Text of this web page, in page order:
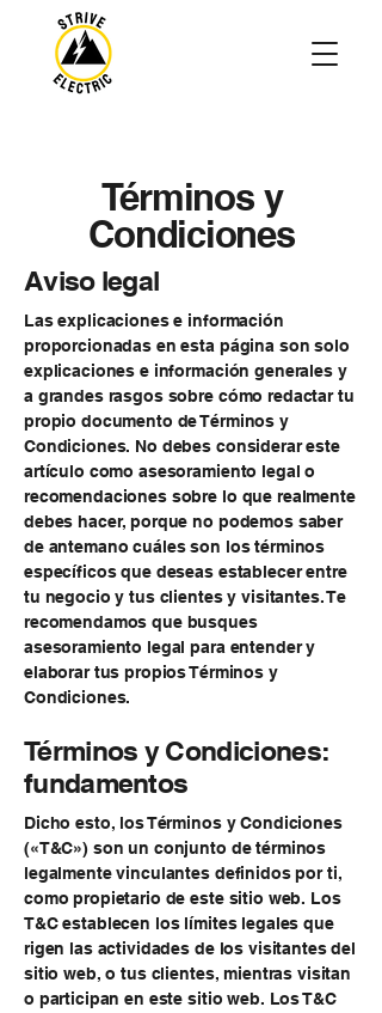
Términos y
Condiciones
Aviso legal
Las explicaciones e información
proporcionadas en esta página son solo
explicaciones e información generales y
a grandes rasgos sobre cómo redactar tu
propio documento de Términos y
Condiciones. No debes considerar este
artículo como asesoramiento legal o
recomendaciones sobre lo que realmente
debes hacer, porque no podemos saber
de antemano cuáles son los términos
específicos que deseas establecer entre
tu negocio y tus clientes y visitantes. Te
recomendamos que busques
asesoramiento legal para entender y
elaborar tus propios Términos y
Condiciones.
Términos y Condiciones:
fundamentos
Dicho esto, los Términos y Condiciones
(«T&C») son un conjunto de términos
legalmente vinculantes definidos por ti,
como propietario de este sitio web. Los
T&C establecen los límites legales que
rigen las actividades de los visitantes del
sitio web, o tus clientes, mientras visitan
o participan en este sitio web. Los T&C